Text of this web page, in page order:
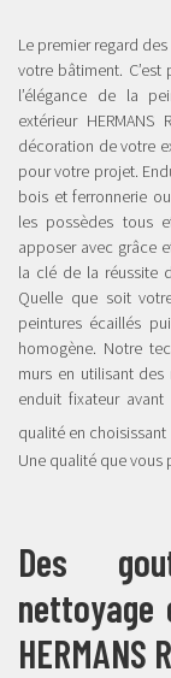
Le premier regard
votre bâtiment.
l’élégance de la
extérieur
décoration de votre
pour votre projet.
bois et ferronnerie
les possèdes tous
apposer avec grâce
la clé de la réussite
Quelle que soit
peintures écaillés
homogène. Notre
murs en utilisant
enduit fixateur
qualité en choisissant
Une qualité que vous
Des
nettoyage
HERMANS